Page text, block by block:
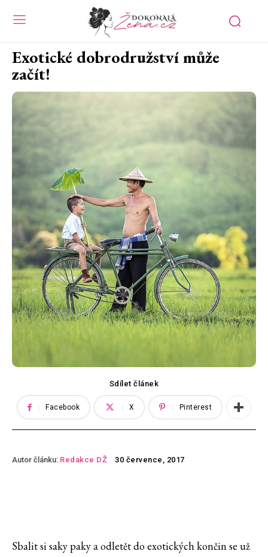
Exotické dobrodružství může
začít!
Sdílet článek
Facebook X Pinterest
Autor článku: Redakce DŽ 30 července, 2017
Sbalit si saky paky a odletět do exotických končin se už